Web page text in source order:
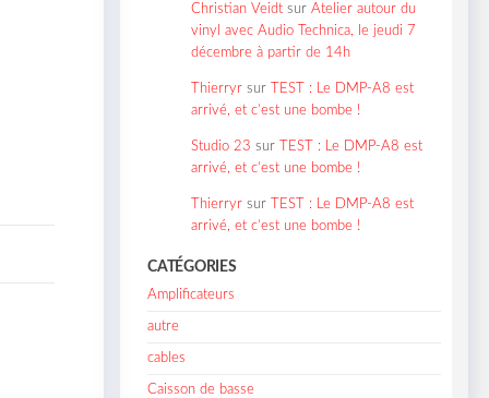
Christian Veidt surAtelier autour du
vinyl avec Audio Technica, le jeudi 7
décembre à partir de 14h
Thierryr sur
TEST : Le DMP-A8 est
arrivé, et c’est une bombe !
Studio 23 sur
TEST : Le DMP-A8 est
arrivé, et c’est une bombe !
Thierryr sur
TEST : Le DMP-A8 est
arrivé, et c’est une bombe !
CATÉGORIES
Amplificateurs
autre
cables
Caisson de basse